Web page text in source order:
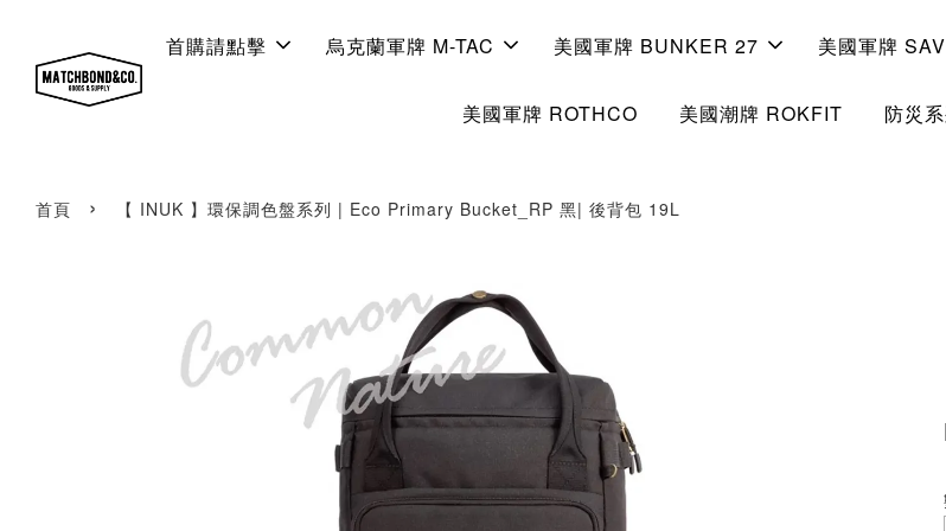
首購請點擊 烏克蘭軍牌 M-TAC 美國軍牌 BUNKER 27 美國軍牌
美國軍牌 ROTHCO 美國潮牌 ROKFIT 防災
首頁 › 【 INUK 】環保調色盤系列 | Eco Primary Bucket_RP 黑| 後背包 19L